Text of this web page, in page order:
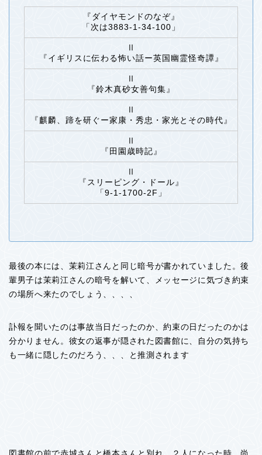
『ダイヤモンドのなぞ』
「次は3883-1-34-100」
『イギリスに伝わる怖い話ー英国幽霊怪奇譚』
『鈴木真砂女善句集』
『麒麟、蹄を研ぐー家康・秀忠・家光とその時代』
『田園歳時記』
『スリーピング・ドール』
「9-1-1700-2F」
最後の本には、茉莉江さんと同じ暗号が書かれていました。後
輩男子は茉莉江さんの暗号を解いて、メッセージに気づき約束
の場所へ来たのでしょう、、、、
訃報を聞いたのは事故当日だったのか、約束の日だったのかは
分かりません。彼女の返事が隠された図書館に、自分の気持ち
も一緒に隠したのだろう、、、と推測されます